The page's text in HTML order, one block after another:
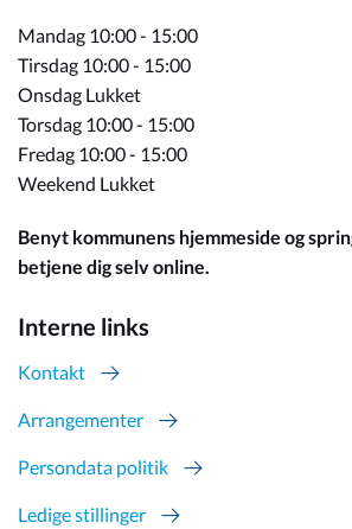
Mandag 10:00 - 15:00
Tirsdag 10:00 - 15:00
Onsdag Lukket
Torsdag 10:00 - 15:00
Fredag 10:00 - 15:00
Weekend Lukket
Benyt kommunens hjemmeside og
betjene dig selv online.
Interne links
Kontakt
Arrangementer
Persondata politik
Ledige stillinger